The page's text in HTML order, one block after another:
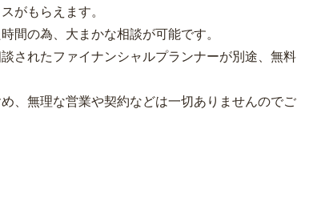
がもらえます。
間の為、大まかな相談が可能です。
されたファイナンシャルプランナーが別途、無料
、無理な営業や契約などは一切ありませんのでご